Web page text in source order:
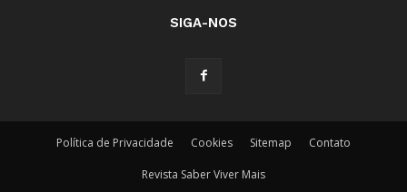
SIGA-NOS
Política de Privacidade Cookies Sitemap Contato
Revista Saber Viver Mais